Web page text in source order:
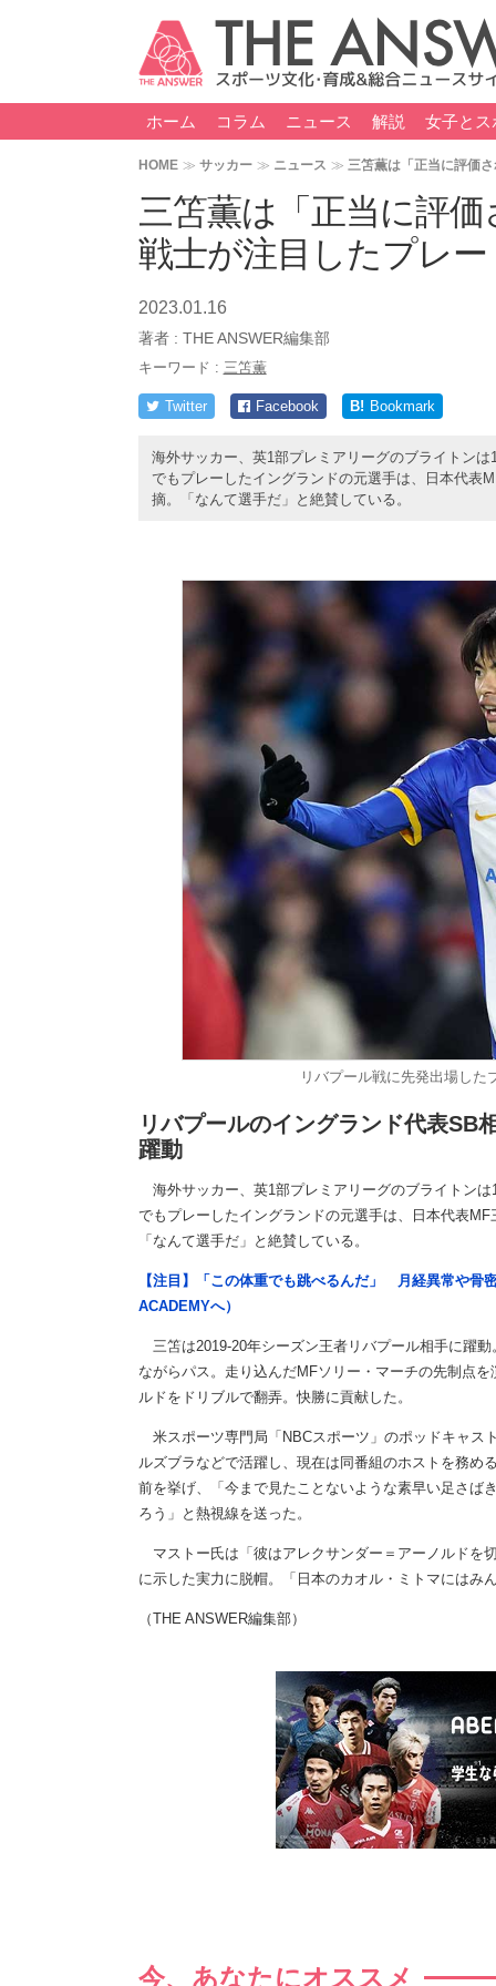
ホーム コラム ニュース 解説 女子とス
HOME サッカー ニュース 三笘薫は「正当に評価
三笘薫は「正当に評
戦士が注目したプレ
2023.01.16
著者 : THE ANSWER編集部
キーワード : 三笘薫
Twitter Facebook B! Bookmark
海外サッカー、英1部プレミアリーグのブライトン
でもプレーしたイングランドの元選手は、日本代表
摘。「なんて選手だ」と絶賛している。
リバプール戦に先発出場し
リバプールのイングランド代表SB
躍動
海外サッカー、英1部プレミアリーグのブライトン
でもプレーしたイングランドの元選手は、日本代表
「なんて選手だ」と絶賛している。
【注目】「この体重でも跳べるんだ」 月経異常や骨
ACADEMYへ）
三笘は2019-20年シーズン王者リバプール相手に躍
ながらパス。走り込んだMFソリー・マーチの先制点
ルドをドリブルで翻弄。快勝に貢献した。
米スポーツ専門局「NBCスポーツ」のポッドキャス
ルズブラなどで活躍し、現在は同番組のホストを務め
前を挙げ、「今まで見たことないような素早い足さば
ろう」と熱視線を送った。
マストー氏は「彼はアレクサンダー＝アーノルドを
に示した実力に脱帽。「日本のカオル・ミトマにはみ
（THE ANSWER編集部）
今、あなたにオススメ